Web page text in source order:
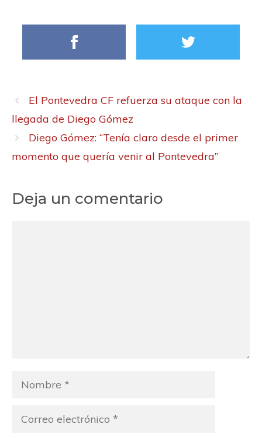
El Pontevedra CF refuerza su ataque con la
llegada de Diego Gómez
Diego Gómez: “Tenía claro desde el primer
momento que quería venir al Pontevedra”
Deja un comentario
Nombre
Correo